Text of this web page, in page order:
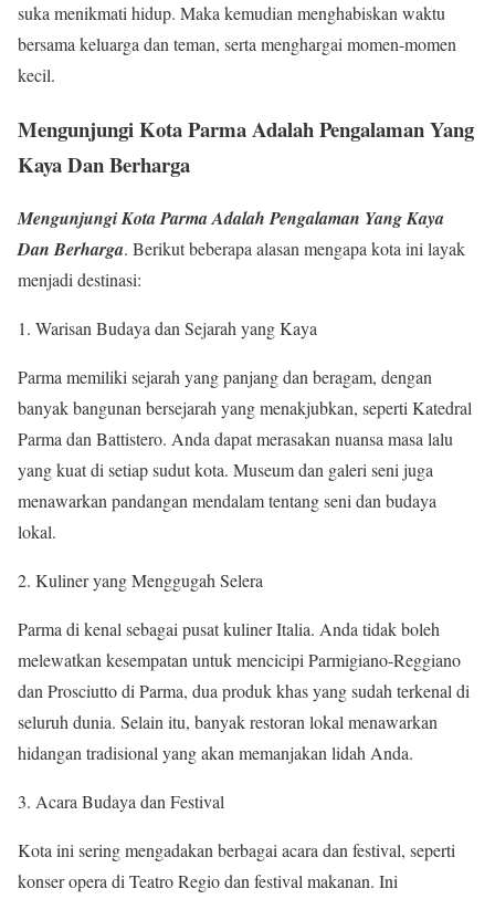
suka menikmati hidup. Maka kemudian menghabiskan waktu
bersama keluarga dan teman, serta menghargai momen-momen
kecil.
Mengunjungi Kota Parma Adalah Pengalaman Yang
Kaya Dan Berharga
Mengunjungi Kota Parma Adalah Pengalaman Yang Kaya
Dan Berharga. Berikut beberapa alasan mengapa kota ini layak
menjadi destinasi:
1. Warisan Budaya dan Sejarah yang Kaya
Parma memiliki sejarah yang panjang dan beragam, dengan
banyak bangunan bersejarah yang menakjubkan, seperti Katedral
Parma dan Battistero. Anda dapat merasakan nuansa masa lalu
yang kuat di setiap sudut kota. Museum dan galeri seni juga
menawarkan pandangan mendalam tentang seni dan budaya
lokal.
2. Kuliner yang Menggugah Selera
Parma di kenal sebagai pusat kuliner Italia. Anda tidak boleh
melewatkan kesempatan untuk mencicipi Parmigiano-Reggiano
dan Prosciutto di Parma, dua produk khas yang sudah terkenal di
seluruh dunia. Selain itu, banyak restoran lokal menawarkan
hidangan tradisional yang akan memanjakan lidah Anda.
3. Acara Budaya dan Festival
Kota ini sering mengadakan berbagai acara dan festival, seperti
konser opera di Teatro Regio dan festival makanan. Ini